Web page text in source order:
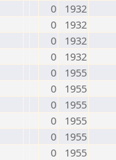
0
1932
0
1932
0
1932
0
1932
0
1955
0
1955
0
1955
0
1955
0
1955
0
1955